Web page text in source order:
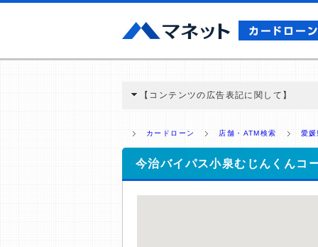
【コンテンツの広告表記に関して】
ミ収集などに基づき、公平性を担保した情
>提携企業一覧
カードローン 店舗・ATM検索 愛
今治バイパス小泉むじんくんコ